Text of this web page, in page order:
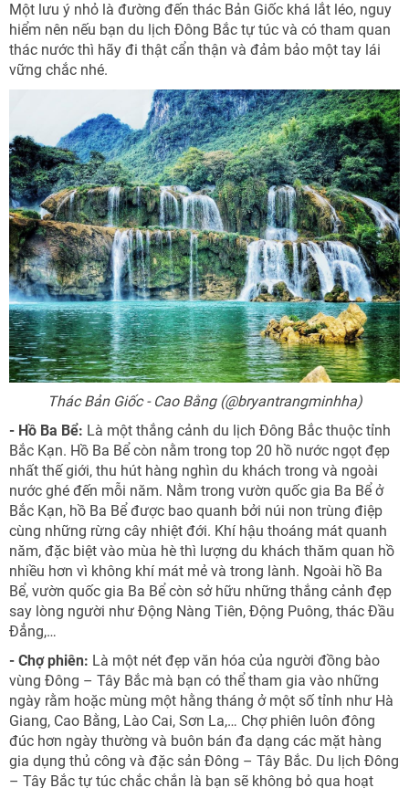
Một lưu ý nhỏ là đường đến thác Bản Giốc khá lắt léo, nguy
hiểm nên nếu bạn du lịch Đông Bắc tự túc và có tham quan
thác nước thì hãy đi thật cẩn thận và đảm bảo một tay lái
vững chắc nhé.
Thác Bản Giốc - Cao Bằng (@bryantrangminhha)
- Hồ Ba Bể: Là một thắng cảnh du lịch Đông Bắc thuộc tỉnh
Bắc Kạn. Hồ Ba Bể còn nằm trong top 20 hồ nước ngọt đẹp
nhất thế giới, thu hút hàng nghìn du khách trong và ngoài
nước ghé đến mỗi năm. Nằm trong vườn quốc gia Ba Bể ở
Bắc Kạn, hồ Ba Bể được bao quanh bởi núi non trùng điệp
cùng những rừng cây nhiệt đới. Khí hậu thoáng mát quanh
năm, đặc biệt vào mùa hè thì lượng du khách thăm quan hồ
nhiều hơn vì không khí mát mẻ và trong lành. Ngoài hồ Ba
Bể, vườn quốc gia Ba Bể còn sở hữu những thắng cảnh đẹp
say lòng người như Động Nàng Tiên, Động Puông, thác Đầu
Đẳng,…
- Chợ phiên: Là một nét đẹp văn hóa của người đồng bào
vùng Đông – Tây Bắc mà bạn có thể tham gia vào những
ngày rằm hoặc mùng một hằng tháng ở một số tỉnh như Hà
Giang, Cao Bằng, Lào Cai, Sơn La,… Chợ phiên luôn đông
đúc hơn ngày thường và buôn bán đa dạng các mặt hàng
gia dụng thủ công và đặc sản Đông – Tây Bắc. Du lịch Đông
– Tây Bắc tự túc chắc chắn là bạn sẽ không bỏ qua hoạt